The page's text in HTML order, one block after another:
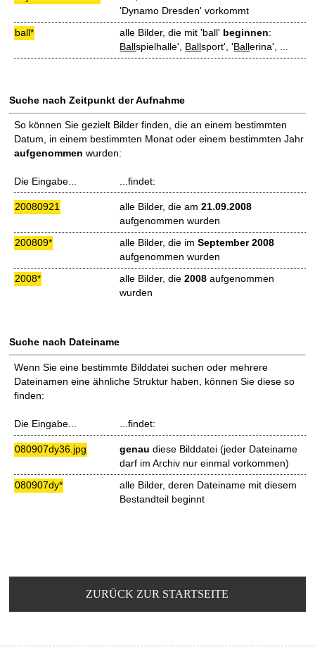
'Dynamo Dresden' vorkommt
ball* alle Bilder, die mit 'ball' beginnen:
Ballspielhalle', Ballsport', 'Ballerina', ...
Suche nach Zeitpunkt der Aufnahme
So können Sie gezielt Bilder finden, die an einem bestimmten
Datum, in einem bestimmten Monat oder einem bestimmten Jahr
aufgenommen wurden:
Die Eingabe... ...findet:
20080921 alle Bilder, die am21.09.2008
aufgenommen wurden
200809* alle Bilder, die imSeptember 2008
aufgenommen wurden
2008* alle Bilder, die2008 aufgenommen
wurden
Suche nach Dateiname
Wenn Sie eine bestimmte Bilddatei suchen oder mehrere
Dateinamen eine ähnliche Struktur haben, können Sie diese so
finden:
Die Eingabe... ...findet:
080907dy36.jpg genau diese Bilddatei (jeder Dateiname
darf im Archiv nur einmal vorkommen)
080907dy*
alle Bilder, deren Dateiname mit diesem
Bestandteil beginnt
ZURÜCK ZUR STARTSEITE